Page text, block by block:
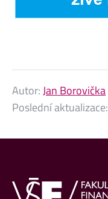
Autor:Jan Borovička
Poslední aktualizace: